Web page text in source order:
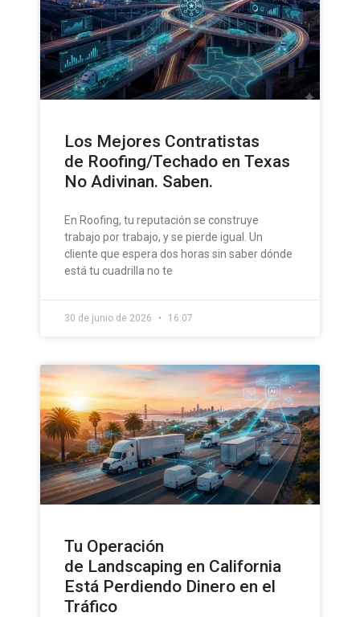
Los Mejores Contratistas
de Roofing/Techado en Texas
No Adivinan. Saben.
En Roofing, tu reputación se construye
trabajo por trabajo, y se pierde igual. Un
cliente que espera dos horas sin saber dónde
está tu cuadrilla no te
30 de junio de 2026 16:07
Tu Operación
de Landscaping en California
Está Perdiendo Dinero en el
Tráfico